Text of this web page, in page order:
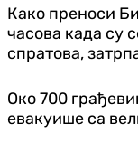
Како преноси
часова када су
спратова,
Око 700
евакуише са